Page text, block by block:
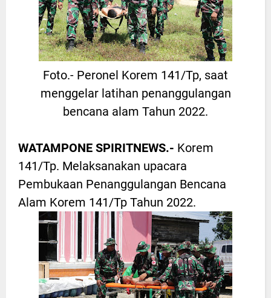
Foto.- Peronel Korem 141/Tp, saat
menggelar latihan penanggulangan
bencana alam Tahun 2022.
WATAMPONE SPIRITNEWS.- Korem
141/Tp. Melaksanakan upacara
Pembukaan Penanggulangan Bencana
Alam Korem 141/Tp Tahun 2022.